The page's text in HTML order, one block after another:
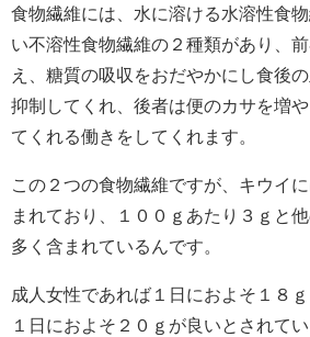
食物繊維には、水に溶ける水溶性食
い不溶性食物繊維の２種類があり、
え、糖質の吸収をおだやかにし食後
抑制してくれ、後者は便のカサを増
てくれる働きをしてくれます。
この２つの食物繊維ですが、キウイ
まれており、１００ｇあたり３ｇと
多く含まれているんです。
成人女性であれば１日におよそ１８
１日におよそ２０ｇが良いとされて